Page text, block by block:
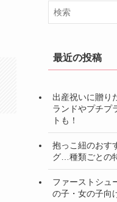
最近の投稿
出産祝いに贈り
ランドやプチプ
トも！
抱っこ紐のおす
グ…種類ごとの
ファーストシュ
の子・女の子向